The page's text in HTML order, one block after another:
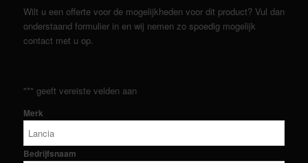
Wilt u een offerte voor de mogelijkheden voor dit product? Vul dan
onderstaand formulier in en wij nemen zo spoedig mogelijk
contact met u op.
"*" geeft vereiste velden aan
Merk
Bedrijfsnaam